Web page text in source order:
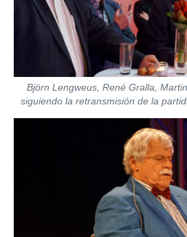
Björn Lengweus, René Gralla,
siguiendo la retransmisión de la